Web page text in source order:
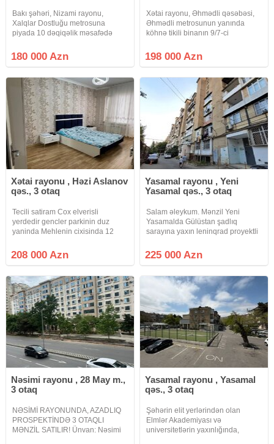
Bakı şəhəri, Nizami rayonu,
Xalqlar Dostluğu metrosuna
piyada 10 dəqiqəlik məsafədə
layihəli binanın 2-ci mərtəbəsində
sahəsi 65 kv.m. olan 2 otaqdan 3
180 000 Azn
Xətai rayonu, Əhmədli qəsəbəsi,
Əhmədli metrosunun yanında
köhnə tikili binanın 9/7-ci
sahəsu 85 KV/M olan,
EKSPEREMENTAL lahiyyəli
Binanın ətrafında market
198 000 Azn
Xətai rayonu , Həzi Aslanov
qəs., 3 otaq
Tecili satiram Cox elverisli
yerdedir gencler parkinin duz
yaninda Mehlenin cixisinda 12
aslanov metrosuna ayaqnan 7 8
deyqe Raboci prospekte 3 4
asagi
208 000 Azn
Yasamal rayonu , Yeni
Yasamal qəs., 3 otaq
Salam əleykum. Mənzil Yeni
Yasamalda Gülüstan şadlıq
sarayına yaxın leninqrad proyektli
yerləşir. Qanuni 3 otaq 80kv.m,
super təmirlidir. Sənədlər tam
İpotekaya
225 000 Azn
Nəsimi rayonu , 28 May m.,
3 otaq
NƏSİMİ RAYONUNDA, AZADLIQ
PROSPEKTİNDƏ 3 OTAQLI
MƏNZİL SATILIR! Ünvan: Nəsimi
Yasamal rayonu , Yasamal
qəs., 3 otaq
Şəhərin elit yerlərindən olan
Elmlər Akademiyası və
universitetlərin yaxınlığında,